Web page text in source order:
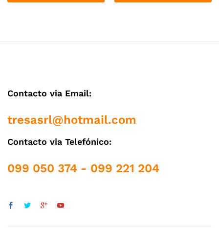
Contacto via Email:
tresasrl@hotmail.com
Contacto via Telefónico:
099 050 374 - 099 221 204